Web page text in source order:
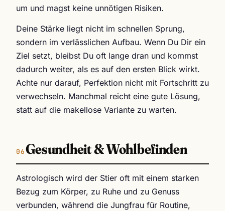
um und magst keine unnötigen Risiken.
Deine Stärke liegt nicht im schnellen Sprung,
sondern im verlässlichen Aufbau. Wenn Du Dir ein
Ziel setzt, bleibst Du oft lange dran und kommst
dadurch weiter, als es auf den ersten Blick wirkt.
Achte nur darauf, Perfektion nicht mit Fortschritt zu
verwechseln. Manchmal reicht eine gute Lösung,
statt auf die makellose Variante zu warten.
Gesundheit & Wohlbefinden
Astrologisch wird der Stier oft mit einem starken
Bezug zum Körper, zu Ruhe und zu Genuss
verbunden, während die Jungfrau für Routine,